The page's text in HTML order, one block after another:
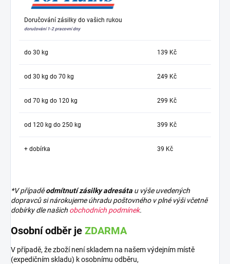
Doručování zásilky do vašich rukou
doručování 1-2 pracovní dny
do 30 kg 139 Kč
od 30 kg do 70 kg 249 Kč
od 70 kg do 120 kg 299 Kč
od 120 kg do 250 kg 399 Kč
+ dobírka 39 Kč
*V případěodmítnutí zásilky adresáta u výše uvedených
dopravců si nárokujeme úhradu poštovného v plné výši včetně
dobírky dle našich obchodních podmínek.
Osobní odběr je ZDARMA
V případě, že zboží není skladem na našem výdejním místě
(expedičním skladu) k osobnímu odběru,